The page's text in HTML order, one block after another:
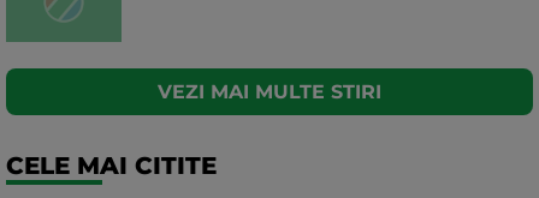
VEZI MAI MULTE STIRI
CELE MAI CITITE